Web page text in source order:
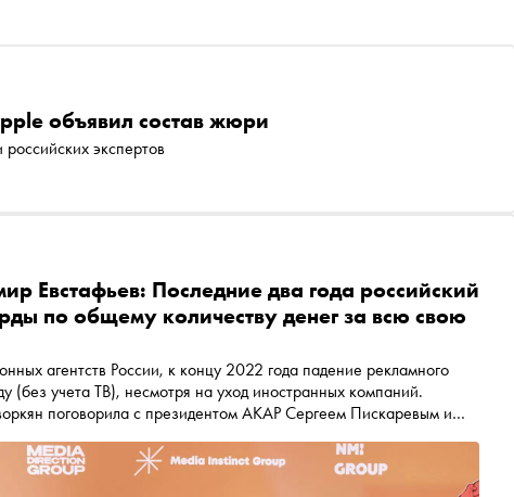
объявил состав жюри
экспертов
Евстафьев: Последние два года российский
по общему количеству денег за всю свою
(без учета ТВ), несмотря на уход иностранных компаний.
поговорила с президентом АКАР Сергеем Пискаревым и
социальной ответственности рекламы